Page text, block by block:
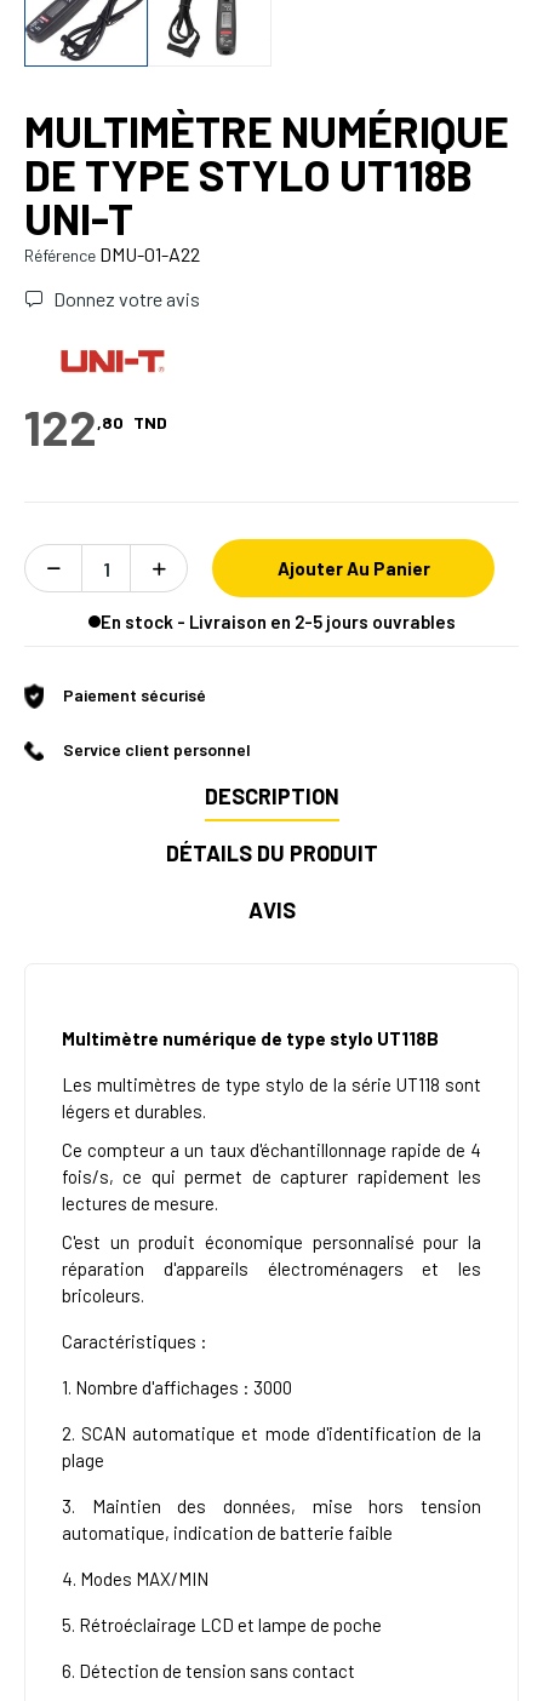
MULTIMÈTRE NUMÉRIQUE
DE TYPE STYLO UT118B
UNI-T
Référence DMU-01-A22
Donnez votre avis
122,80 TND
Ajouter Au Panier
En stock - Livraison en 2-5 jours ouvrables
Paiement sécurisé
Service client personnel
DESCRIPTION
DÉTAILS DU PRODUIT
AVIS
Multimètre numérique de type stylo UT118B
Les multimètres de type stylo de la série UT118 sont
légers et durables.
Ce compteur a un taux d'échantillonnage rapide de 4
fois/s, ce qui permet de capturer rapidement les
lectures de mesure.
C'est un produit économique personnalisé pour la
réparation d'appareils électroménagers et les
bricoleurs.
Caractéristiques :
1. Nombre d'affichages : 3000
2. SCAN automatique et mode d'identification de la
plage
3. Maintien des données, mise hors tension
automatique, indication de batterie faible
4. Modes MAX/MIN
5. Rétroéclairage LCD et lampe de poche
6. Détection de tension sans contact